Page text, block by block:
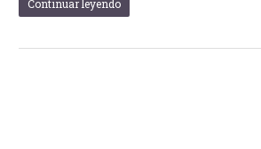
Continuar leyendo